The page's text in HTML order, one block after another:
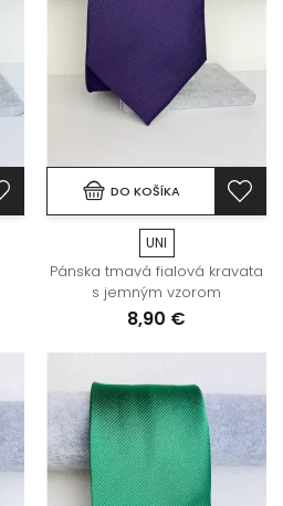
DO KOŠÍKA
UNI
Pánska tmavá fialová kravata
s jemným vzorom
8,90 €